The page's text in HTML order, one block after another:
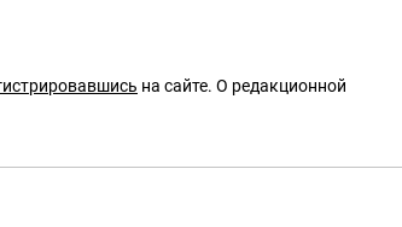
на сайте. О редакционной